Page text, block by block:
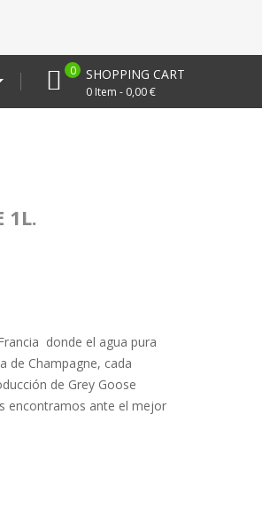
SHOPPING CART
0 Item - 0,00 €
0
1L.
donde el agua pura
de Champagne, cada
de Grey Goose
encontramos ante el mejor